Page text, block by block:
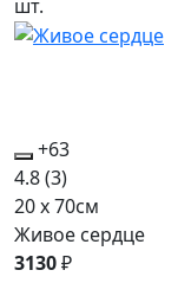
шт.
+63
4.8(3)
20 x 70см
Живое сердце
3130₽